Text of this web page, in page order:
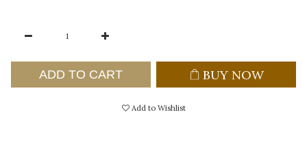
ADD TO CART BUY NOW
Add to Wishlist